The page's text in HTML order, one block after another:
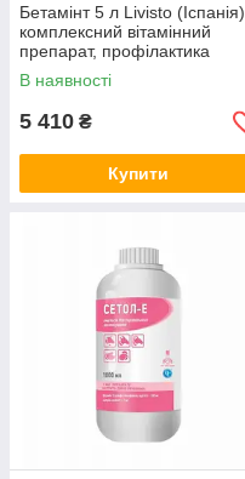
Бетамінт 5 л Livisto (Іспанія)
комплексний вітамінний
препарат, профілактика
теплового та транспортного
стресу
В наявності
5 410 ₴
Купити